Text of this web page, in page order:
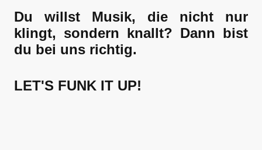
Du willst Musik, die nicht nur
klingt, sondern knallt? Dann bist
du bei uns richtig.
LET'S FUNK IT UP!